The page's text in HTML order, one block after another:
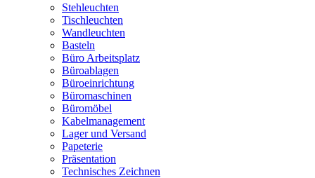
Stehleuchten
Tischleuchten
Wandleuchten
Basteln
Büro Arbeitsplatz
Büroablagen
Büroeinrichtung
Büromaschinen
Büromöbel
Kabelmanagement
Lager und Versand
Papeterie
Präsentation
Technisches Zeichnen